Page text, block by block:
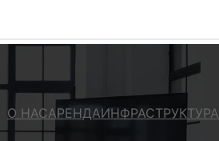
О НАСАРЕНДАИНФРАСТРУКТУРА